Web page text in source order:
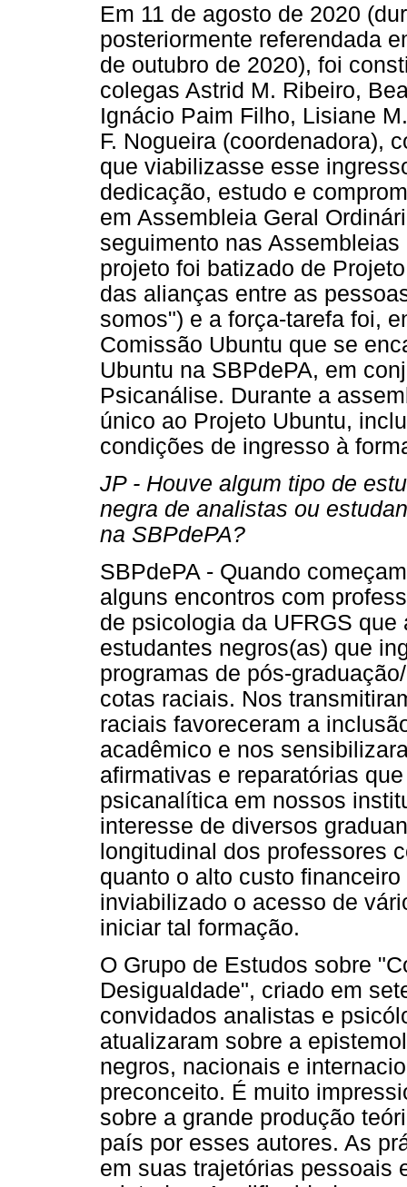
Em 11 de agosto de 2020
posteriormente referendada
de outubro de 2020), foi
colegas Astrid M. Ribeiro,
Ignácio Paim Filho, Lisiane
F. Nogueira (coordenadora),
que viabilizasse esse
dedicação, estudo e
em Assembleia Geral
seguimento nas
projeto foi batizado de
das alianças entre as
somos") e a força-tarefa foi,
Comissão Ubuntu que se
Ubuntu na SBPdePA, em
Psicanálise. Durante a
único ao Projeto Ubuntu,
condições de ingresso à
JP - Houve algum tipo de
negra de analistas ou
na SBPdePA?
SBPdePA - Quando
alguns encontros com
de psicologia da UFRGS
estudantes negros(as) que
programas de pós-
cotas raciais. Nos
raciais favoreceram a
acadêmico e nos
afirmativas e reparatórias
psicanalítica em nossos
interesse de diversos
longitudinal dos professores
quanto o alto custo
inviabilizado o acesso de
iniciar tal formação.
O Grupo de Estudos sobre
Desigualdade", criado em
convidados analistas e
atualizaram sobre a
negros, nacionais e
preconceito. É muito
sobre a grande produção
país por esses autores. As
em suas trajetórias pessoais